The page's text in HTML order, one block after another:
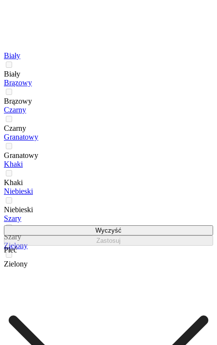
Biały
Biały
Brązowy
Brązowy
Czarny
Czarny
Granatowy
Granatowy
Khaki
Khaki
Niebieski
Niebieski
Szary
Szary
Zielony
Zielony
Wyczyść
Zastosuj
Płeć